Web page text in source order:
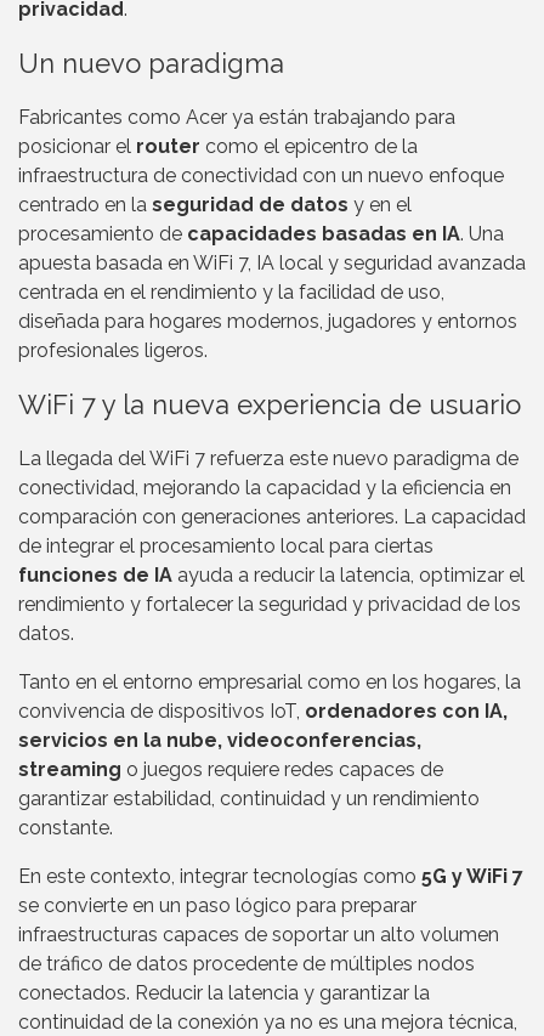
privacidad.
Un nuevo paradigma
Fabricantes como Acer ya están trabajando para
posicionar el router como el epicentro de la
infraestructura de conectividad con un nuevo enfoque
centrado en la seguridad de datos y en el
procesamiento de capacidades basadas en IA. Una
apuesta basada en WiFi 7, IA local y seguridad avanzada
centrada en el rendimiento y la facilidad de uso,
diseñada para hogares modernos, jugadores y entornos
profesionales ligeros.
WiFi 7 y la nueva experiencia de usuario
La llegada del WiFi 7 refuerza este nuevo paradigma de
conectividad, mejorando la capacidad y la eficiencia en
comparación con generaciones anteriores. La capacidad
de integrar el procesamiento local para ciertas
funciones de IA ayuda a reducir la latencia, optimizar el
rendimiento y fortalecer la seguridad y privacidad de los
datos.
Tanto en el entorno empresarial como en los hogares, la
convivencia de dispositivos IoT, ordenadores con IA,
servicios en la nube, videoconferencias,
streaming o juegos requiere redes capaces de
garantizar estabilidad, continuidad y un rendimiento
constante.
En este contexto, integrar tecnologías como 5G y WiFi 7
se convierte en un paso lógico para preparar
infraestructuras capaces de soportar un alto volumen
de tráfico de datos procedente de múltiples nodos
conectados. Reducir la latencia y garantizar la
continuidad de la conexión ya no es una mejora técnica,